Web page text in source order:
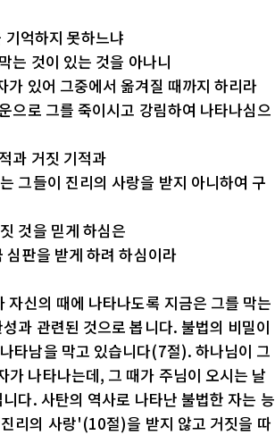
억하지 못하느냐
는 것이 있는 것을 아나니
있어 그중에서 옮겨질 때까지 하리라
으로 그를 죽이시고 강림하여 나타나심으
과 거짓 기적과
그들이 진리의 사랑을 받지 아니하여 구
것을 믿게 하심은
판을 받게 하려 하심이라
자신의 때에 나타나도록 지금은 그를 막는
과 관련된 것으로 봅니다. 불법의 비밀이
타남을 막고 있습니다(7절). 하나님이 그
가 나타나는데, 그 때가 주님이 오시는 날
다. 사탄의 역사로 나타난 불법한 자는 능
리의 사랑'(10절)을 받지 않고 거짓을 따